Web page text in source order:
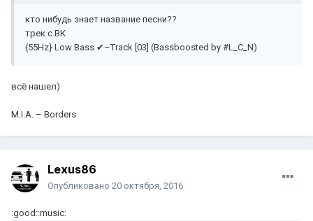
кто нибудь знает название песни??
трек с ВК
{55Hz} Low Bass ✔–Track [03] (Bassboosted by #L_C_N)
всё нашел)
M.I.A. – Borders
Lexus86
Опубликовано 20 октября, 2016
:good::music: